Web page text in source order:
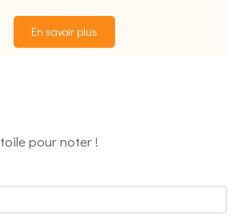
En savoir plus
pour noter !